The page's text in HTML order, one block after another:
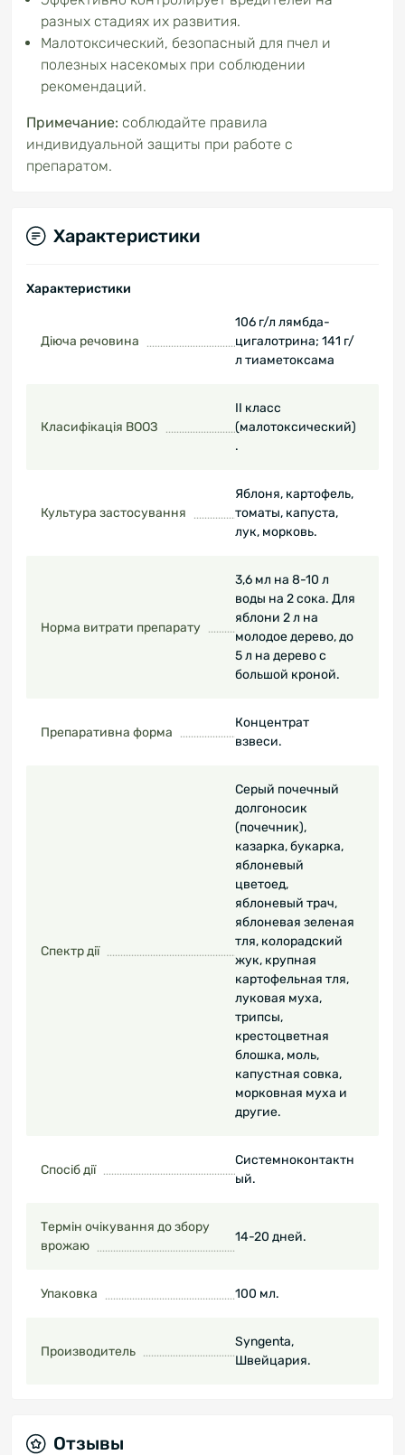
разных стадиях их развития.
Малотоксический, безопасный для пчел и
полезных насекомых при соблюдении
рекомендаций.
Примечание: соблюдайте правила
индивидуальной защиты при работе с
препаратом.
Характеристики
Характеристики
Діюча речовина
106 г/л лямбда-
цигалотрина; 141 г/
л тиаметоксама
Класифікація ВООЗ
ІІ класс
(малотоксический)
.
Культура застосування
Яблоня, картофель,
томаты, капуста,
лук, морковь.
Норма витрати препарату
3,6 мл на 8-10 л
воды на 2 сока. Для
яблони 2 л на
молодое дерево, до
5 л на дерево с
большой кроной.
Препаративна форма
Концентрат
взвеси.
Спектр дії
Серый почечный
долгоносик
(почечник),
казарка, букарка,
яблоневый
цветоед,
яблоневый трач,
яблоневая зеленая
тля, колорадский
жук, крупная
картофельная тля,
луковая муха,
трипсы,
крестоцветная
блошка, моль,
капустная совка,
морковная муха и
другие.
Спосіб дії
Системноконтактн
ый.
Термін очікування до збору
врожаю
14-20 дней.
Упаковка 100 мл.
Производитель
Syngenta,
Швейцария.
Отзывы